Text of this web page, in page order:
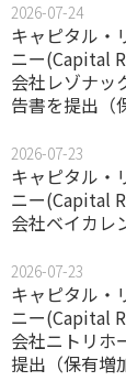
2026-07-24
キャピタル・
ニー(Capital
会社レゾナッ
告書を提出（
2026-07-23
キャピタル・
ニー(Capital
会社ベイカレ
2026-07-23
キャピタル・
ニー(Capital
会社ニトリホ
提出（保有増